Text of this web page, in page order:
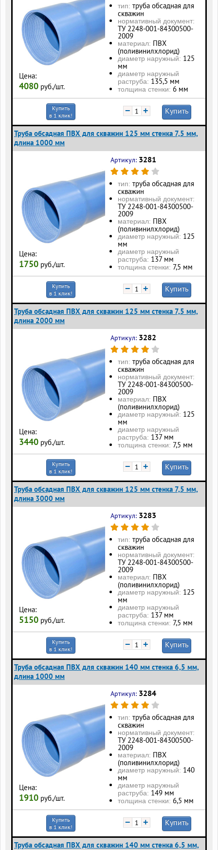
Цена:
4080 руб./шт.
тип: труба обсадная для
скважин
нормативный документ:
ТУ 2248-001-84300500-
2009
материал: ПВХ
(поливинилхлорид)
диаметр наружный: 125
мм
диаметр наружный
раструба: 135,5 мм
толщина стенки: 6 мм
Купить
в 1 клик!
− + Купить
Труба обсадная ПВХ для скважин 125 мм стенка 7,5 мм,
длина 1000 мм
Цена:
1750 руб./шт.
Артикул: 3281
тип: труба обсадная для
скважин
нормативный документ:
ТУ 2248-001-84300500-
2009
материал: ПВХ
(поливинилхлорид)
диаметр наружный: 125
мм
диаметр наружный
раструба: 137 мм
толщина стенки: 7,5 мм
Купить
в 1 клик!
− + Купить
Труба обсадная ПВХ для скважин 125 мм стенка 7,5 мм,
длина 2000 мм
Цена:
3440 руб./шт.
Артикул: 3282
тип: труба обсадная для
скважин
нормативный документ:
ТУ 2248-001-84300500-
2009
материал: ПВХ
(поливинилхлорид)
диаметр наружный: 125
мм
диаметр наружный
раструба: 137 мм
толщина стенки: 7,5 мм
Купить
в 1 клик!
− + Купить
Труба обсадная ПВХ для скважин 125 мм стенка 7,5 мм,
длина 3000 мм
Цена:
5150 руб./шт.
Артикул: 3283
тип: труба обсадная для
скважин
нормативный документ:
ТУ 2248-001-84300500-
2009
материал: ПВХ
(поливинилхлорид)
диаметр наружный: 125
мм
диаметр наружный
раструба: 137 мм
толщина стенки: 7,5 мм
Купить
в 1 клик!
− + Купить
Труба обсадная ПВХ для скважин 140 мм стенка 6,5 мм,
длина 1000 мм
Цена:
1910 руб./шт.
Артикул: 3284
тип: труба обсадная для
скважин
нормативный документ:
ТУ 2248-001-84300500-
2009
материал: ПВХ
(поливинилхлорид)
диаметр наружный: 140
мм
диаметр наружный
раструба: 149 мм
толщина стенки: 6,5 мм
Купить
в 1 клик!
− + Купить
Труба обсадная ПВХ для скважин 140 мм стенка 6,5 мм,